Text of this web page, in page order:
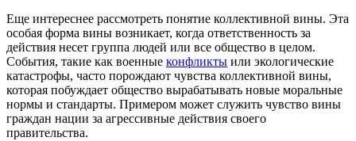
Еще интереснее рассмотреть понятие коллективной вины. Эта
особая форма вины возникает, когда ответственность за
действия несет группа людей или все общество в целом.
События, такие как военные конфликты или экологические
катастрофы, часто порождают чувства коллективной вины,
которая побуждает общество вырабатывать новые моральные
нормы и стандарты. Примером может служить чувство вины
граждан нации за агрессивные действия своего
правительства.